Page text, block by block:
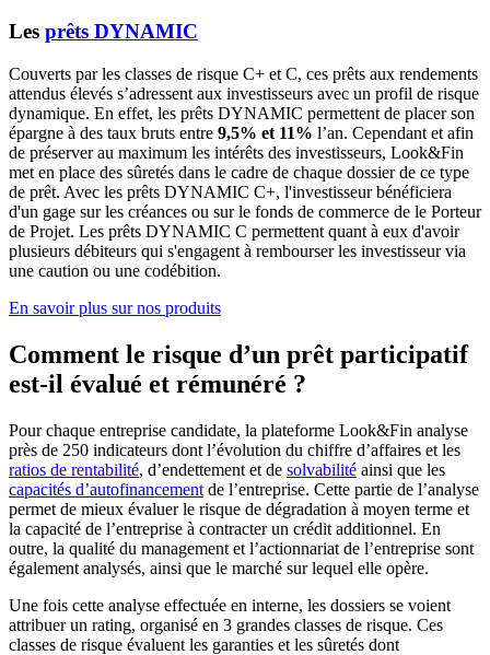
Les prêts DYNAMIC
Couverts par les classes de risque C+ et C, ces prêts aux rendements
attendus élevés s’adressent aux investisseurs avec un profil de risque
dynamique. En effet, les prêts DYNAMIC permettent de placer son
épargne à des taux bruts entre 9,5% et 11% l’an. Cependant et afin
de préserver au maximum les intérêts des investisseurs, Look&Fin
met en place des sûretés dans le cadre de chaque dossier de ce type
de prêt. Avec les prêts DYNAMIC C+, l'investisseur bénéficiera
d'un gage sur les créances ou sur le fonds de commerce de le Porteur
de Projet. Les prêts DYNAMIC C permettent quant à eux d'avoir
plusieurs débiteurs qui s'engagent à rembourser les investisseur via
une caution ou une codébition.
En savoir plus sur nos produits
Comment le risque d’un prêt participatif
est-il évalué et rémunéré ?
Pour chaque entreprise candidate, la plateforme Look&Fin analyse
près de 250 indicateurs dont l’évolution du chiffre d’affaires et les
ratios de rentabilité, d’endettement et de solvabilité ainsi que les
capacités d’autofinancement de l’entreprise. Cette partie de l’analyse
permet de mieux évaluer le risque de dégradation à moyen terme et
la capacité de l’entreprise à contracter un crédit additionnel. En
outre, la qualité du management et l’actionnariat de l’entreprise sont
également analysés, ainsi que le marché sur lequel elle opère.
Une fois cette analyse effectuée en interne, les dossiers se voient
attribuer un rating, organisé en 3 grandes classes de risque. Ces
classes de risque évaluent les garanties et les sûretés dont